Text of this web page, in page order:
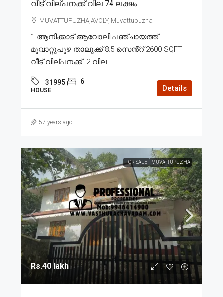
വീട് വില്പനക്ക് വില 74 ലക്ഷം
MUVATTUPUZHA,AVOLY, Muvattupuzha
1.ആനിക്കാട് ആവോലി പഞ്ചായത്ത്
മൂവാറ്റുപുഴ താലൂക്ക് 8.5 സെൻ്റ് 2600 SQFT
വീട് വില്പനക്ക്. 2.വില...
31995 6
HOUSE Details
57 years ago
FOR SALE MUVATTUPUZHA
Rs.40 lakh